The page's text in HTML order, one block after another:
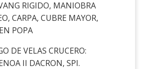
RIGIDO, MANIOBRA
CARPA, CUBRE MAYOR,
POPA
DE VELAS CRUCERO:
II DACRON, SPI.